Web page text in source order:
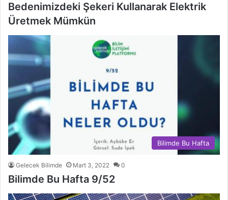
Bedenimizdeki Şekeri Kullanarak Elektrik
Üretmek Mümkün
Bilimde Bu Hafta
Gelecek Bilimde Mart 3, 2022 0
Bilimde Bu Hafta 9/52